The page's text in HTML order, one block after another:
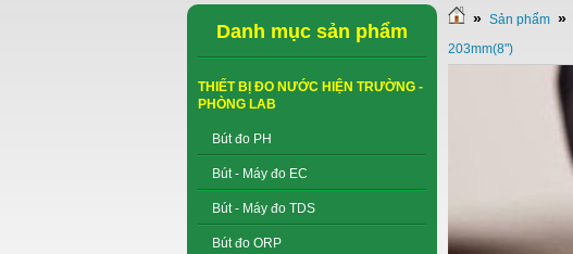
Danh mục sản phẩm
THIẾT BỊ ĐO NƯỚC HIỆN TRƯỜNG -
PHÒNG LAB
Bút đo PH
Bút - Máy đo EC
Bút - Máy đo TDS
Bút đo ORP
» Sản phẩm »
203mm(8")